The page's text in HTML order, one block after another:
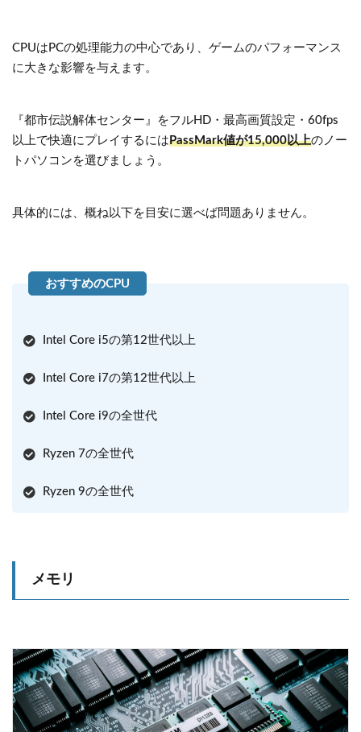
CPUはPCの処理能力の中心であり、ゲームのパフォーマンス
に大きな影響を与えます。
『都市伝説解体センター』をフルHD・最高画質設定・60fps
以上で快適にプレイするにはPassMark値が15,000以上のノー
トパソコンを選びましょう。
具体的には、概ね以下を目安に選べば問題ありません。
Intel Core i5の第12世代以上
Intel Core i7の第12世代以上
Intel Core i9の全世代
Ryzen 7の全世代
Ryzen 9の全世代
メモリ